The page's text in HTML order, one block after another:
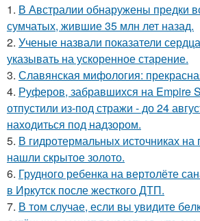
1. В Австралии обнаружены предки
сумчатых, жившие 35 млн лет назад.
2. Ученые назвали показатели
указывать на ускоренное старение.
3. Славянская мифология:
4. Руферов, забравшихся на Empire
отпустили из-под стражи - до 24
находиться под надзором.
5. В гидротермальных источниках на
нашли скрытое золото.
6. Грудного ребенка на вертолёте
в Иркутск после жесткого ДТП.
7. В том случае, если вы увидите